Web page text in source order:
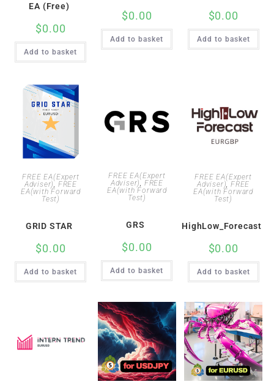
EA (Free)
$0.00
Add to basket
$0.00
Add to basket
$0.00
Add to basket
FREE EA(Expert
Adviser) , FREE
EA(with Forward
Test)
GRID STAR
$0.00
Add to basket
FREE EA(Expert
Adviser), FREE
EA(with Forward
Test)
GRS
$0.00
Add to basket
FREE EA(Expert
Adviser), FREE
EA(with Forward
Test)
HighLow_Forecast
$0.00
Add to basket